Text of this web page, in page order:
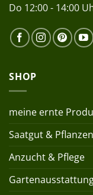
Do 12:00 - 14:00
SHOP
meine ernte
Saatgut & Pflanzen
Anzucht & Pflege